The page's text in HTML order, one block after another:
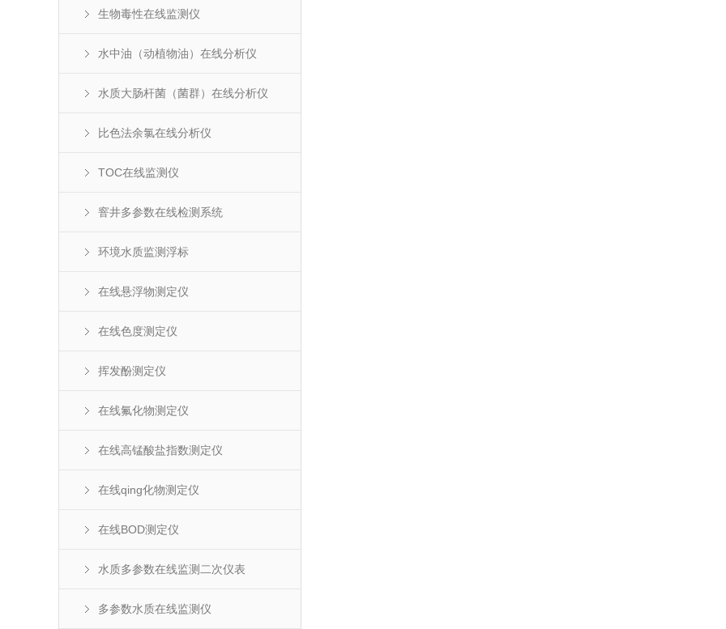
生物毒性在线监测仪
水中油（动植物油）在线分析仪
水质大肠杆菌（菌群）在线分析仪
比色法余氯在线分析仪
TOC在线监测仪
窨井多参数在线检测系统
环境水质监测浮标
在线悬浮物测定仪
在线色度测定仪
挥发酚测定仪
在线氟化物测定仪
在线高锰酸盐指数测定仪
在线qing化物测定仪
在线BOD测定仪
水质多参数在线监测二次仪表
多参数水质在线监测仪